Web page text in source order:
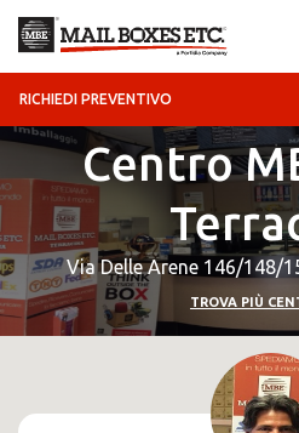
RICHIEDI PREVENTIVO
Centro
Via Delle Arene 146/148/
TROVA PIÙ